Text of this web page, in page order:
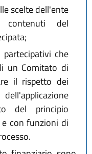
scelte dell'ente
contenuti del
che
un Comitato di
il rispetto dei
del principio
con funzioni di